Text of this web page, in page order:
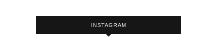
INSTAGRAM